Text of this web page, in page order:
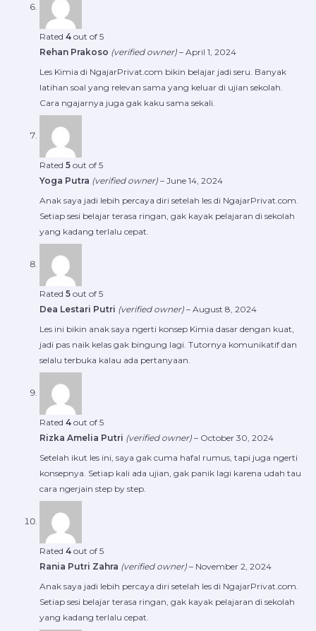
Rated 4 out of 5
Rehan Prakoso (verified owner) – April 1, 2024
Les Kimia di NgajarPrivat.com bikin belajar jadi seru. Banyak
latihan soal yang relevan sama yang keluar di ujian sekolah.
Cara ngajarnya juga gak kaku sama sekali.
Rated 5 out of 5
Yoga Putra (verified owner) – June 14, 2024
Anak saya jadi lebih percaya diri setelah les di NgajarPrivat.com.
Setiap sesi belajar terasa ringan, gak kayak pelajaran di sekolah
yang kadang terlalu cepat.
Rated 5 out of 5
Dea Lestari Putri (verified owner) – August 8, 2024
Les ini bikin anak saya ngerti konsep Kimia dasar dengan kuat,
jadi pas naik kelas gak bingung lagi. Tutornya komunikatif dan
selalu terbuka kalau ada pertanyaan.
Rated 4 out of 5
Rizka Amelia Putri (verified owner) – October 30, 2024
Setelah ikut les ini, saya gak cuma hafal rumus, tapi juga ngerti
konsepnya. Setiap kali ada ujian, gak panik lagi karena udah tau
cara ngerjain step by step.
Rated 4 out of 5
Rania Putri Zahra (verified owner) – November 2, 2024
Anak saya jadi lebih percaya diri setelah les di NgajarPrivat.com.
Setiap sesi belajar terasa ringan, gak kayak pelajaran di sekolah
yang kadang terlalu cepat.